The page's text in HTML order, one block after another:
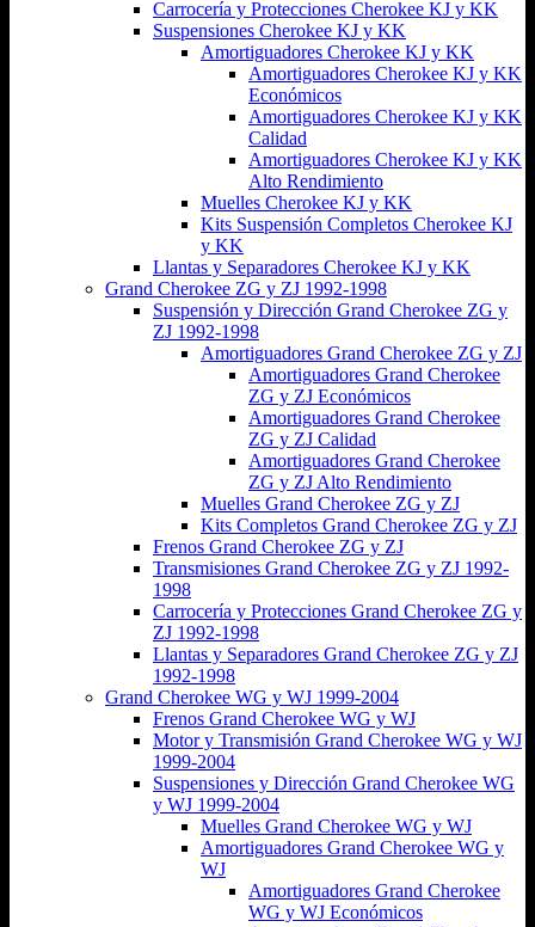
Carrocería y Protecciones Cherokee KJ y KK
Suspensiones Cherokee KJ y KK
Amortiguadores Cherokee KJ y KK
Amortiguadores Cherokee KJ y KK
Económicos
Amortiguadores Cherokee KJ y KK
Calidad
Amortiguadores Cherokee KJ y KK
Alto Rendimiento
Muelles Cherokee KJ y KK
Kits Suspensión Completos Cherokee KJ
y KK
Llantas y Separadores Cherokee KJ y KK
Grand Cherokee ZG y ZJ 1992-1998
Suspensión y Dirección Grand Cherokee ZG y
ZJ 1992-1998
Amortiguadores Grand Cherokee ZG y ZJ
Amortiguadores Grand Cherokee
ZG y ZJ Económicos
Amortiguadores Grand Cherokee
ZG y ZJ Calidad
Amortiguadores Grand Cherokee
ZG y ZJ Alto Rendimiento
Muelles Grand Cherokee ZG y ZJ
Kits Completos Grand Cherokee ZG y ZJ
Frenos Grand Cherokee ZG y ZJ
Transmisiones Grand Cherokee ZG y ZJ 1992-
1998
Carrocería y Protecciones Grand Cherokee ZG y
ZJ 1992-1998
Llantas y Separadores Grand Cherokee ZG y ZJ
1992-1998
Grand Cherokee WG y WJ 1999-2004
Frenos Grand Cherokee WG y WJ
Motor y Transmisión Grand Cherokee WG y WJ
1999-2004
Suspensiones y Dirección Grand Cherokee WG
y WJ 1999-2004
Muelles Grand Cherokee WG y WJ
Amortiguadores Grand Cherokee WG y
WJ
Amortiguadores Grand Cherokee
WG y WJ Económicos